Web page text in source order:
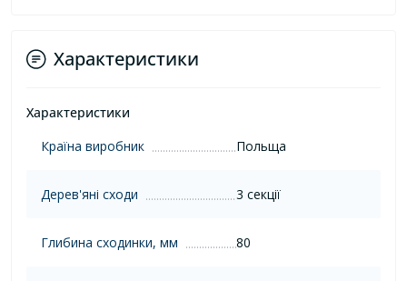
Характеристики
Характеристики
Країна виробник
Польща
Дерев'яні сходи 3 секції
Глибина сходинки, мм 80